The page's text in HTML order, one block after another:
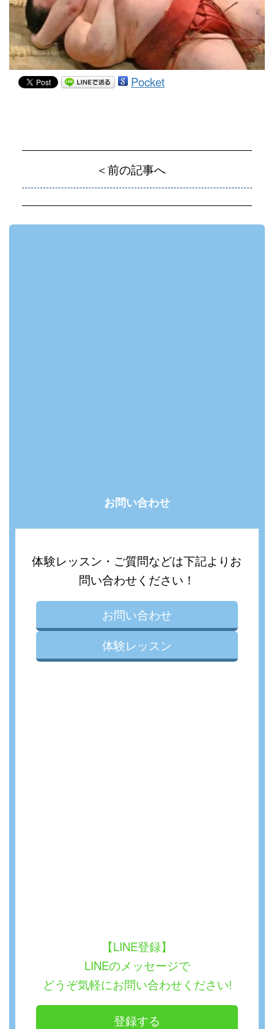
Pocket
＜前の記事へ
お問い合わせ
体験レッスン・ご質問などは下記よりお
問い合わせください！
お問い合わせ
体験レッスン
【LINE登録】
LINEのメッセージで
どうぞ気軽にお問い合わせください!
登録する